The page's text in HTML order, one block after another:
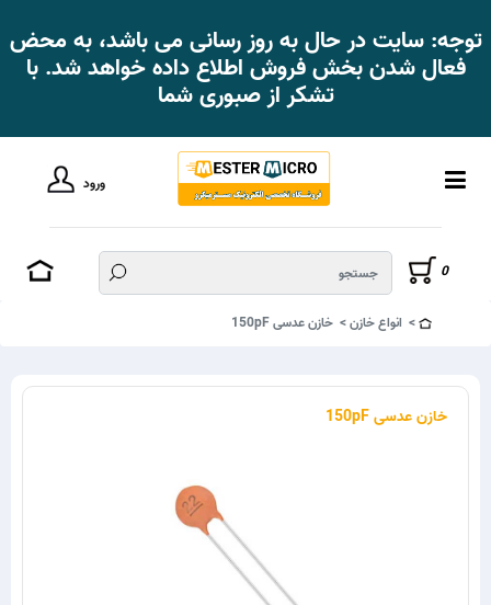
توجه: سایت در حال به روز رسانی می باشد، به محض
فعال شدن بخش فروش اطلاع داده خواهد شد. با
تشکر از صبوری شما
ورود
0
انواع خازن خازن عدسی 150pF
خازن عدسی 150pF